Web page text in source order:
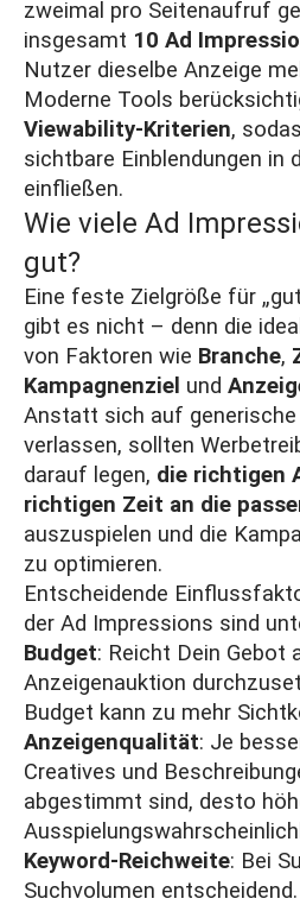
zweimal pro Seitenaufruf
insgesamt 10 Ad
Nutzer dieselbe Anzeige
Moderne Tools
Viewability-Kriterien,
sichtbare Einblendungen in
einfließen.
Wie viele Ad
gut?
Eine feste Zielgröße für
gibt es nicht – denn die
von Faktoren wie Branche,
Kampagnenziel und
Anstatt sich auf
verlassen, sollten
darauf legen, die richtigen
richtigen Zeit an die
auszuspielen und die
zu optimieren.
Entscheidende
der Ad Impressions sind
Budget: Reicht Dein Gebot
Anzeigenauktion
Budget kann zu mehr
Anzeigenqualität: Je
Creatives und
abgestimmt sind, desto
Keyword-Reichweite: Bei
Suchvolumen